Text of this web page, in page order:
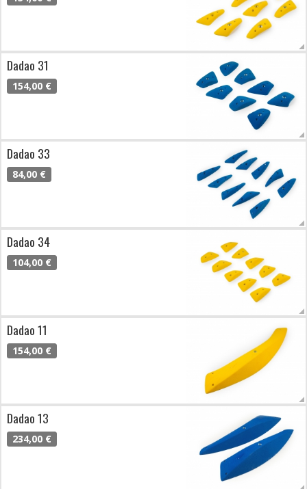
Dadao 31
154,00 €
Dadao 33
84,00 €
Dadao 34
104,00 €
Dadao 11
154,00 €
Dadao 13
234,00 €